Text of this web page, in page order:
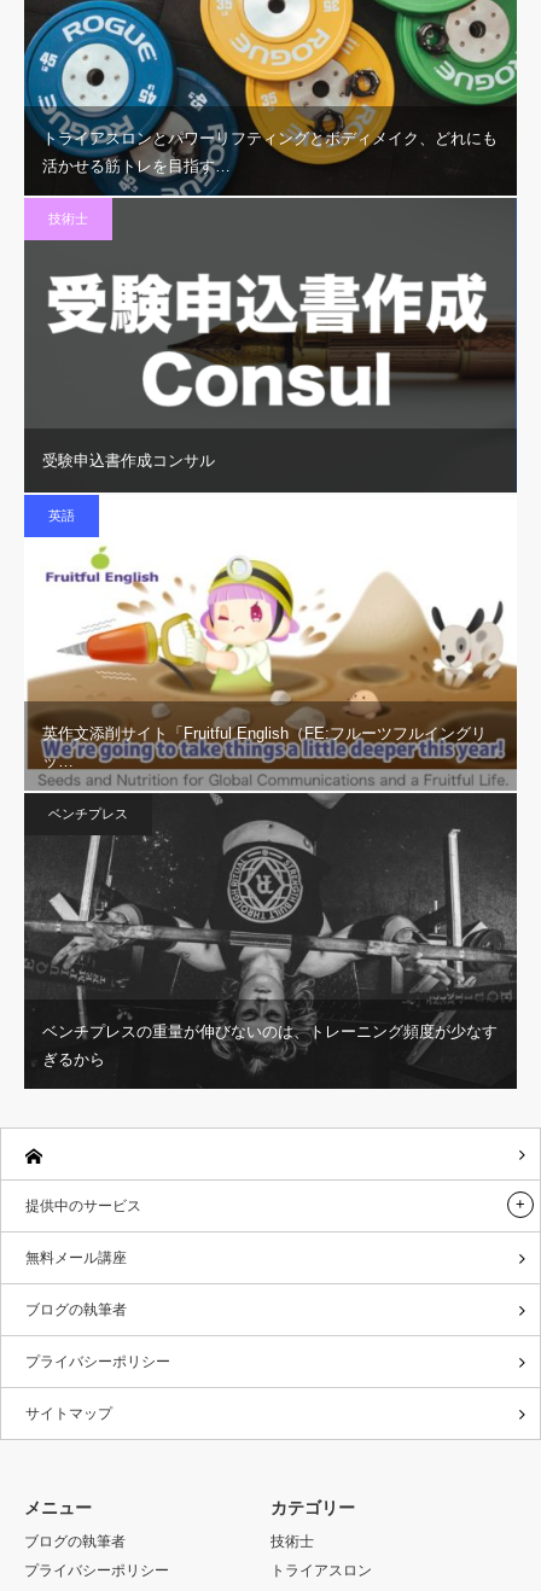
トライアスロンとパワーリフティングとボディメイク、どれにも
活かせる筋トレを目指す…
技術士
受験申込書作成コンサル
英語
英作文添削サイト「Fruitful English（FE:フルーツフルイングリ
ッ…
ベンチプレス
ベンチプレスの重量が伸びないのは、トレーニング頻度が少なす
ぎるから
提供中のサービス
無料メール講座
ブログの執筆者
プライバシーポリシー
サイトマップ
メニュー
ブログの執筆者
プライバシーポリシー
カテゴリー
技術士
トライアスロン